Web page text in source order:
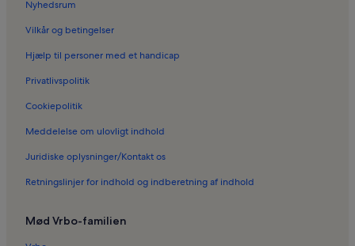
Ferieboliger i Lift til Castillo de Santa Bárbara
Ferieboliger i Dolores
Ferieboliger i Alicante Courts
Ferieboliger i Cabo de las Huertas
Nyhedsrum
Vilkår og betingelser
Hjælp til personer med et handicap
Privatlivspolitik
Cookiepolitik
Meddelelse om ulovligt indhold
Juridiske oplysninger/Kontakt os
Retningslinjer for indhold og indberetning af indhold
Mød Vrbo-familien